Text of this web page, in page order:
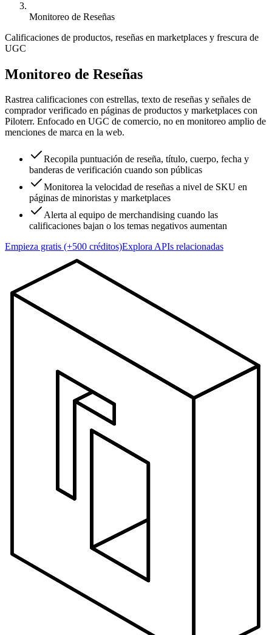
Monitoreo de Reseñas
Calificaciones de productos, reseñas en marketplaces y frescura de
UGC
Monitoreo de Reseñas
Rastrea calificaciones con estrellas, texto de reseñas y señales de
comprador verificado en páginas de productos y marketplaces con
Piloterr. Enfocado en UGC de comercio, no en monitoreo amplio de
menciones de marca en la web.
Recopila puntuación de reseña, título, cuerpo, fecha y
banderas de verificación cuando son públicas
Monitorea la velocidad de reseñas a nivel de SKU en
páginas de minoristas y marketplaces
Alerta al equipo de merchandising cuando las
calificaciones bajan o los temas negativos aumentan
Empieza gratis (+500 créditos)Explora APIs relacionadas